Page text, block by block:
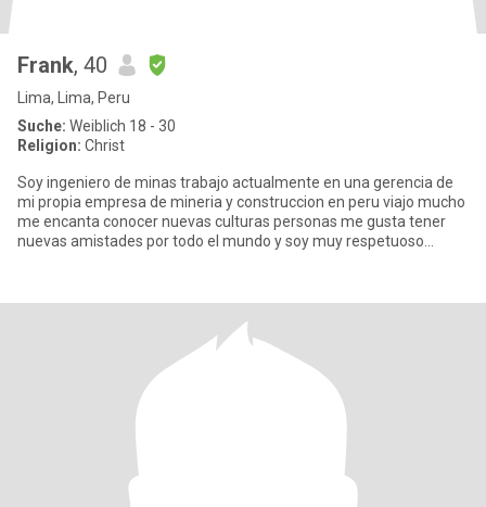
Frank, 40
Lima, Lima, Peru
Suche: Weiblich 18 - 30
Religion: Christ
Soy ingeniero de minas trabajo actualmente en una gerencia de
mi propia empresa de mineria y construccion en peru viajo mucho
me encanta conocer nuevas culturas personas me gusta tener
nuevas amistades por todo el mundo y soy muy respetuoso